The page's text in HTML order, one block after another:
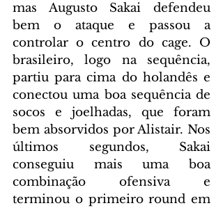
mas Augusto Sakai defendeu
bem o ataque e passou a
controlar o centro do cage. O
brasileiro, logo na sequência,
partiu para cima do holandês e
conectou uma boa sequência de
socos e joelhadas, que foram
bem absorvidos por Alistair. Nos
últimos segundos, Sakai
conseguiu mais uma boa
combinação ofensiva e
terminou o primeiro round em